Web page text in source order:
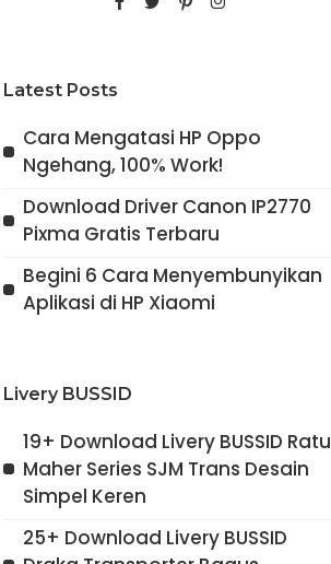
Latest Posts
Cara Mengatasi HP Oppo
Ngehang, 100% Work!
Download Driver Canon IP2770
Pixma Gratis Terbaru
Begini 6 Cara Menyembunyikan
Aplikasi di HP Xiaomi
Livery BUSSID
19+ Download Livery BUSSID Ratu
Maher Series SJM Trans Desain
Simpel Keren
25+ Download Livery BUSSID